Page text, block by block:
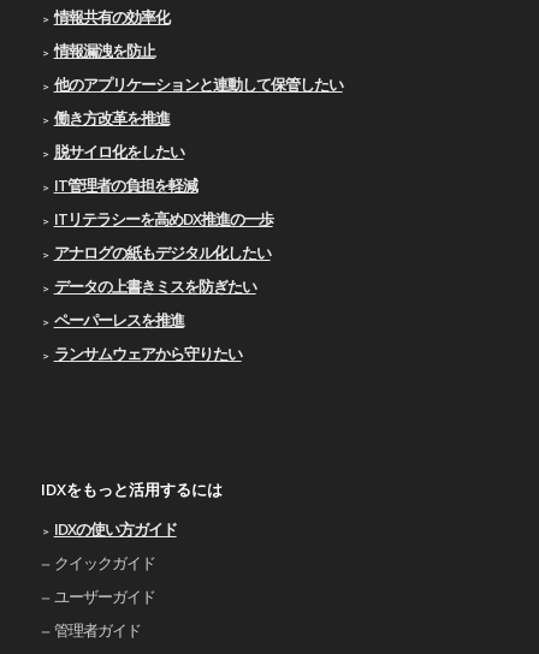
情報共有の効率化
情報漏洩を防止
他のアプリケーションと連動して保管したい
働き方改革を推進
脱サイロ化をしたい
IT管理者の負担を軽減
ITリテラシーを高めDX推進の一歩
アナログの紙もデジタル化したい
データの上書きミスを防ぎたい
ペーパーレスを推進
ランサムウェアから守りたい
IDXをもっと活用するには
IDXの使い⽅ガイド
クイックガイド
ユーザーガイド
管理者ガイド